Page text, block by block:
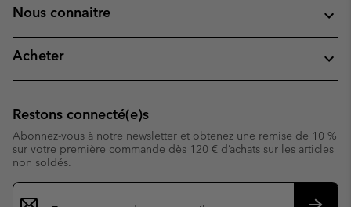
Nous connaitre
Acheter
Restons connecté(e)s
Abonnez-vous à notre newsletter et obtenez une remise de 10 %
sur votre première commande dès 120 € d’achats sur les articles
non soldés.
Inscription